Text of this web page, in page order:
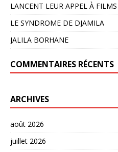
LANCENT LEUR APPEL À FILMS
LE SYNDROME DE DJAMILA
JALILA BORHANE
COMMENTAIRES RÉCENTS
ARCHIVES
août 2026
juillet 2026